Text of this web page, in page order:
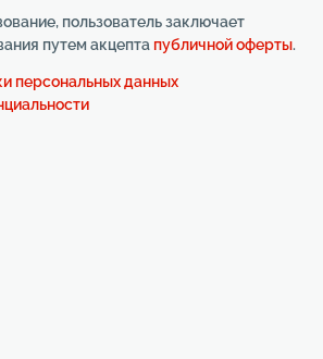
пользователь заключает
путем акцепта публичной оферты.
персональных данных